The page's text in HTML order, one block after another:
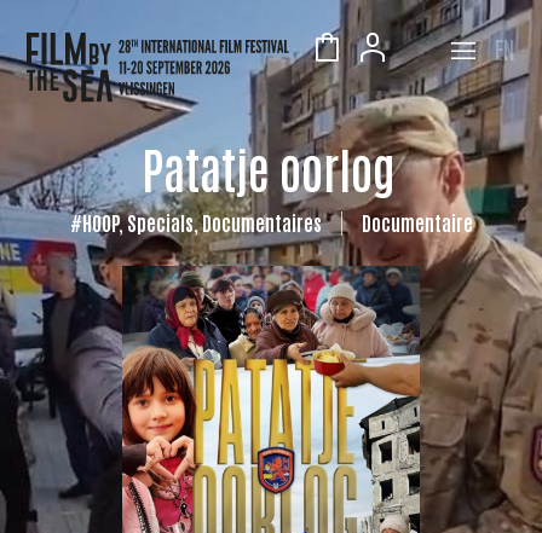
EN
Patatje oorlog
#HOOP, Specials, Documentaires Documentaire